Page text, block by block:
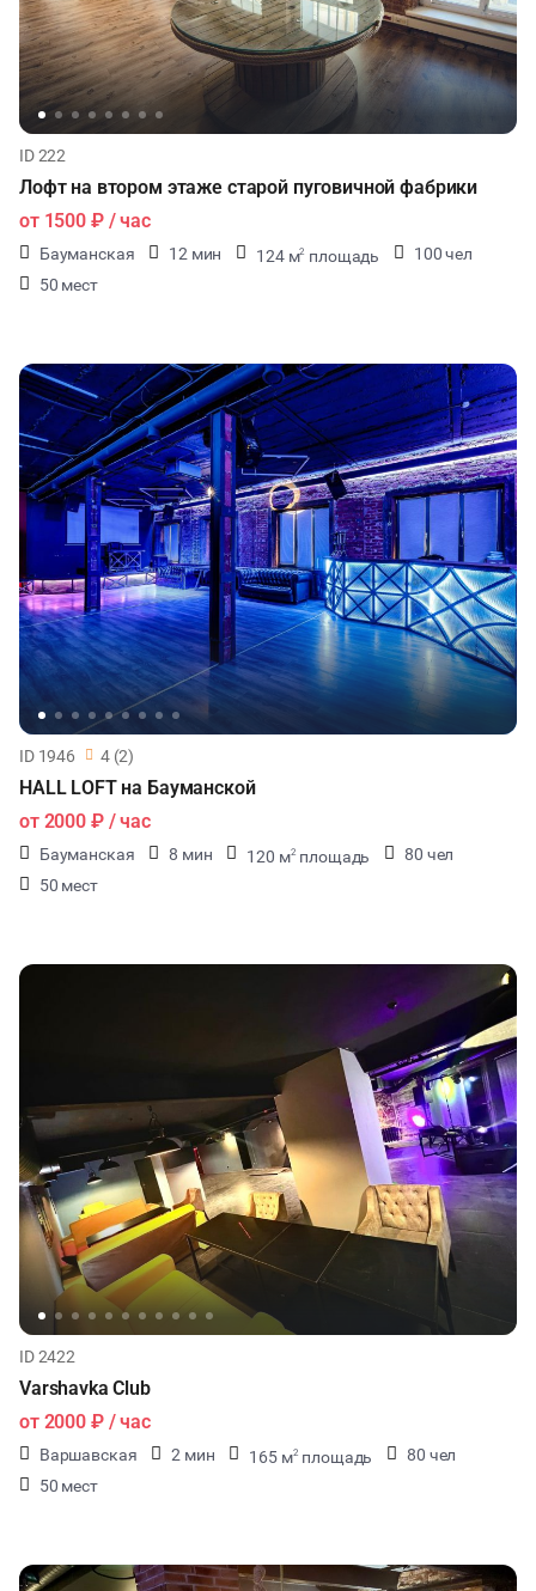
КОНФЕРЕНЦИИ
ЧАЕПИТИЕ
ID 222
Лофт на втором этаже старой пуговичной фабрики
от 1500 ₽/ час
Бауманская 12 мин 124 м2 площадь
100 чел
50 мест
ID 1946 4 (2)
HALL LOFT на Бауманской
от 2000 ₽/ час
Бауманская 8 мин 120 м2 площадь
80 чел
50 мест
ID 2422
Varshavka Club
от 2000 ₽/ час
Варшавская 2 мин 165 м2 площадь
80 чел
50 мест